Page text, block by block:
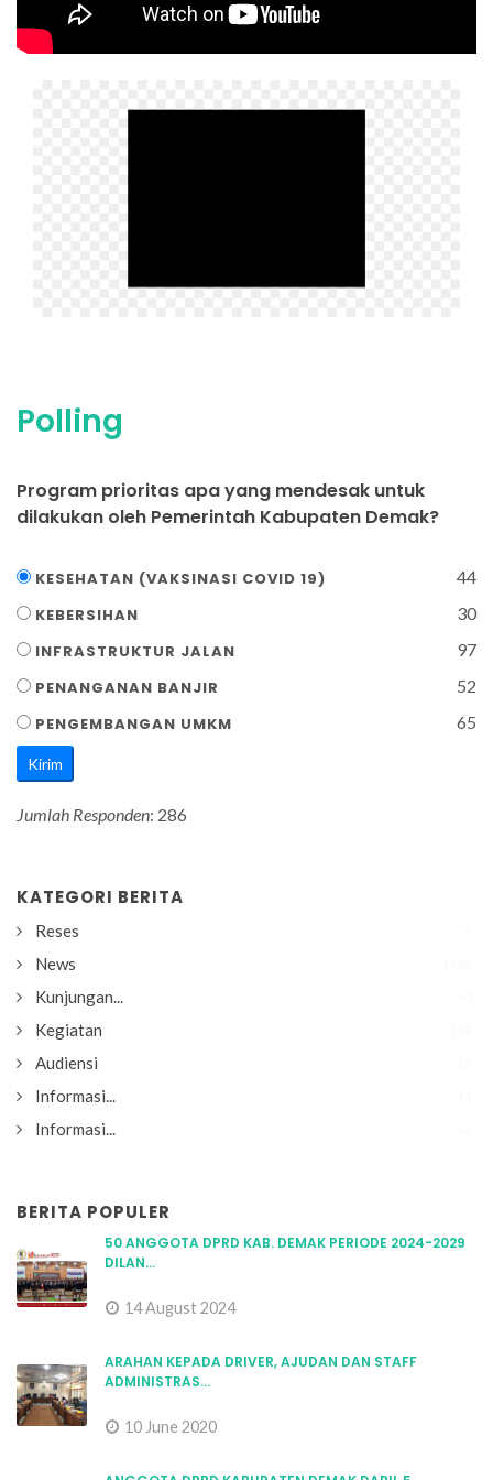
Polling
Program prioritas apa yang mendesak untuk
dilakukan oleh Pemerintah Kabupaten Demak?
KESEHATAN (VAKSINASI COVID 19)
44
KEBERSIHAN
30
INFRASTRUKTUR JALAN
97
PENANGANAN BANJIR
52
PENGEMBANGAN UMKM
65
Kirim
Jumlah Responden: 286
KATEGORI BERITA
Reses
News
Kunjungan...
Kegiatan
Audiensi
Informasi...
Informasi...
BERITA POPULER
50 ANGGOTA DPRD KAB. DEMAK PERIODE 2024-2029
DILAN...
14 August 2024
ARAHAN KEPADA DRIVER, AJUDAN DAN STAFF
ADMINISTRAS...
10 June 2020